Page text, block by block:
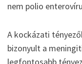
nem polio
A kockázati
bizonyult a